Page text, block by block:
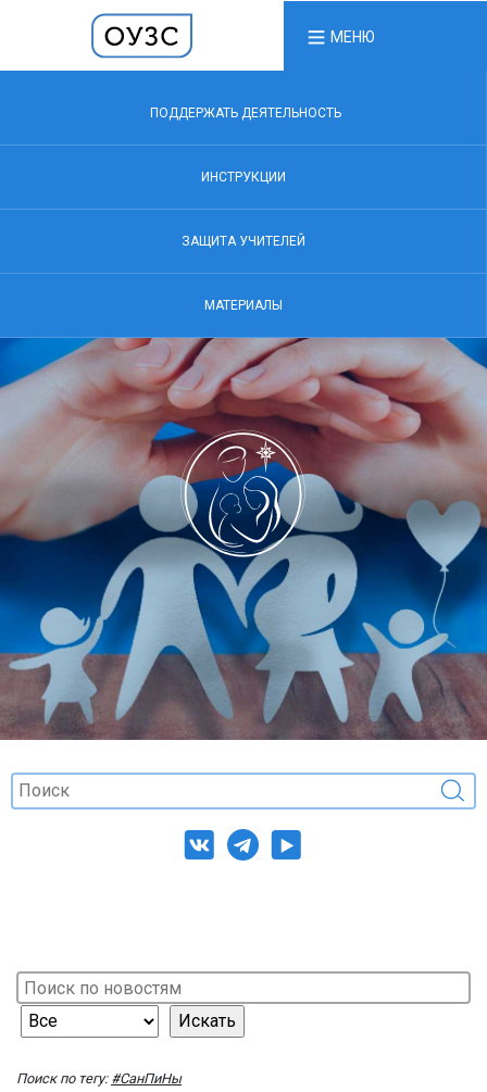
МЕНЮ
ПОДДЕРЖАТЬ ДЕЯТЕЛЬНОСТЬ
ИНСТРУКЦИИ
ЗАЩИТА УЧИТЕЛЕЙ
МАТЕРИАЛЫ
Поиск по тегу: #СанПиНы